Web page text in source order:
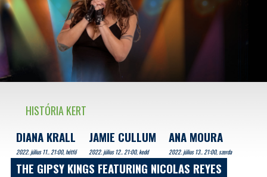
HISTÓRIA KERT
DIANA KRALL
2022. július 11.. 21:00, hétfő
JAMIE CULLUM
2022. július 12.. 21:00, kedd
ANA MOURA
2022. július 13.. 21:00, szerda
THE GIPSY KINGS FEATURING NICOLAS REYES